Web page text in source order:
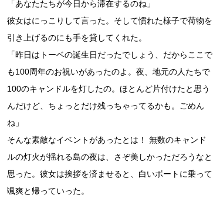
「あなたたちが今日から滞在するのね」
彼女はにっこりして言った。そして慣れた様子で荷物を
引き上げるのにも手を貸してくれた。
「昨日はトーベの誕生日だったでしょう、だからここで
も100周年のお祝いがあったのよ。夜、地元の人たちで
100のキャンドルを灯したの。ほとんど片付けたと思う
んだけど、ちょっとだけ残っちゃってるかも。ごめん
ね」
そんな素敵なイベントがあったとは！ 無数のキャンド
ルの灯火が揺れる島の夜は、さぞ美しかっただろうなと
思った。彼女は挨拶を済ませると、白いボートに乗って
颯爽と帰っていった。